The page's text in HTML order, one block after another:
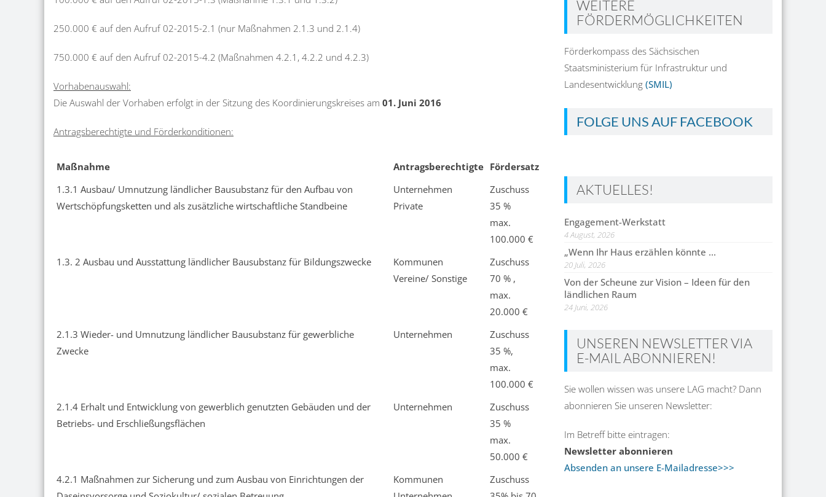
250.000 € auf den Aufruf 02-2015-2.1 (nur Maßnahmen 2.1.3 und 2.1.4)
750.000 € auf den Aufruf 02-2015-4.2 (Maßnahmen 4.2.1, 4.2.2 und 4.2.3)
Vorhabenauswahl:
Die Auswahl der Vorhaben erfolgt in der Sitzung des Koordinierungskreises am 01. Juni 2016
Antragsberechtigte und Förderkonditionen:
Maßnahme Antragsberechtigte Fördersatz
1.3.1 Ausbau/ Umnutzung ländlicher Bausubstanz für den Aufbau von
Wertschöpfungsketten und als zusätzliche wirtschaftliche Standbeine
Unternehmen
Private
Zuschuss
35 %
max.
100.000 €
1.3. 2 Ausbau und Ausstattung ländlicher Bausubstanz für Bildungszwecke
Kommunen
Vereine/ Sonstige
Zuschuss
70 % ,
max.
20.000 €
2.1.3 Wieder- und Umnutzung ländlicher Bausubstanz für gewerbliche
Zwecke
Unternehmen
Zuschuss
35 %,
max.
100.000 €
2.1.4 Erhalt und Entwicklung von gewerblich genutzten Gebäuden und der
Betriebs- und Erschließungsflächen
Unternehmen
Zuschuss
35 %
max.
50.000 €
4.2.1 Maßnahmen zur Sicherung und zum Ausbau von Einrichtungen der
Kommunen
Zuschuss
WEITERE
FÖRDERMÖGLICHKEITEN
Förderkompass des Sächsischen
Staatsministerium für Infrastruktur und
Landesentwicklung (SMIL)
FOLGE UNS AUF FACEBOOK
AKTUELLES!
Engagement-Werkstatt
4 August, 2026
„Wenn Ihr Haus erzählen könnte …
20 Juli, 2026
Von der Scheune zur Vision – Ideen für den
ländlichen Raum
24 Juni, 2026
UNSEREN NEWSLETTER VIA
E-MAIL ABONNIEREN!
Sie wollen wissen was unsere LAG macht? Dann
abonnieren Sie unseren Newsletter:
Im Betreff bitte eintragen:
Newsletter abonnieren
Absenden an unsere E-Mailadresse>>>